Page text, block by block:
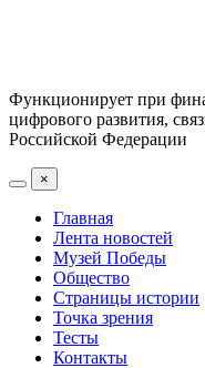
Функционирует при
цифрового развития,
Российской Федерации
×
Главная
Лента новостей
Музей Победы
Общество
Страницы истории
Точка зрения
Тесты
Контакты